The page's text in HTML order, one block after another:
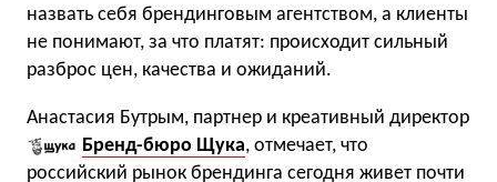
назвать себя брендинговым агентством, а клиенты
не понимают, за что платят: происходит сильный
разброс цен, качества и ожиданий.
Анастасия Бутрым, партнер и креативный директор
Бренд-бюро Щука, отмечает, что
российский рынок брендинга сегодня живет почти